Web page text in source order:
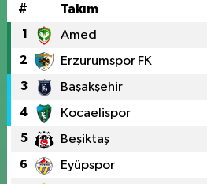
# Takım
1 Amed
2 Erzurumspor FK
3 Başakşehir
4 Kocaelispor
5 Beşiktaş
6 Eyüpspor